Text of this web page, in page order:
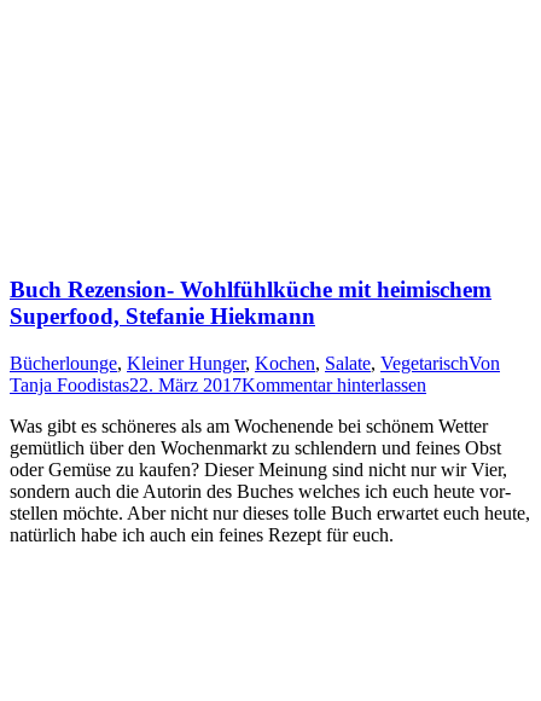
Buch Rezension- Wohlfühlküche mit heimischem
Superfood, Stefanie Hiekmann
Bücherlounge, Kleiner Hunger, Kochen, Salate, VegetarischVon
Tanja Foodistas22. März 2017Kommentar hinterlassen
Was gibt es schö­ne­res als am Wochen­en­de bei schö­nem Wet­ter
gemüt­lich über den Wochen­markt zu schlen­dern und fei­nes Obst
oder Gemü­se zu kau­fen? Die­ser Mei­nung sind nicht nur wir Vier,
son­dern auch die Autorin des Buches wel­ches ich euch heu­te vor­
stel­len möch­te. Aber nicht nur die­ses tol­le Buch erwar­tet euch heu­te,
natür­lich habe ich auch ein fei­nes Rezept für euch.